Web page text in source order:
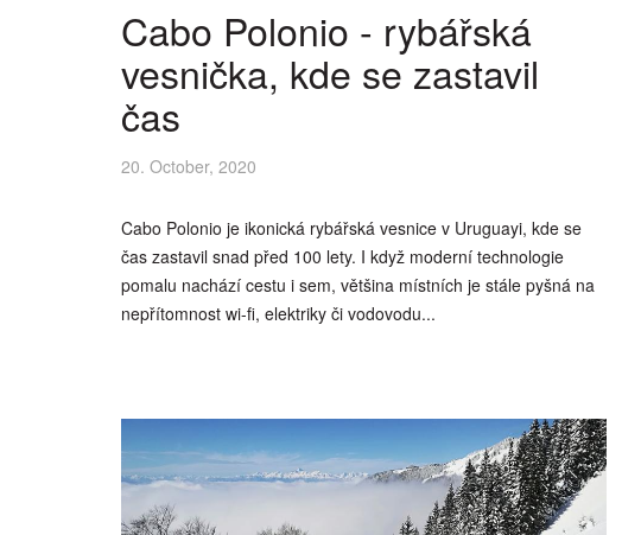
Cabo Polonio - rybářská
vesnička, kde se zastavil
čas
20. October, 2020
Cabo Polonio je ikonická rybářská vesnice v Uruguayi, kde se
čas zastavil snad před 100 lety. I když moderní technologie
pomalu nachází cestu i sem, většina místních je stále pyšná na
nepřítomnost wi-fi, elektriky či vodovodu...